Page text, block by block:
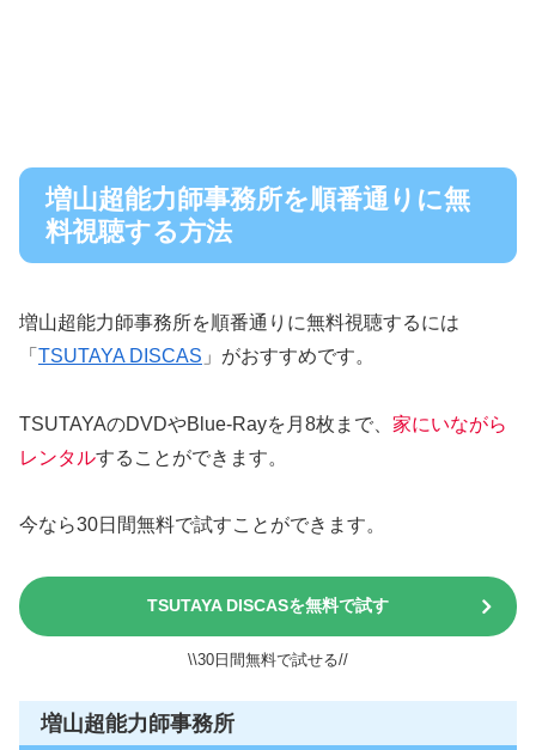
増山超能力師事務所を順番通りに無
料視聴する方法
増山超能力師事務所を順番通りに無料視聴するには
「 TSUTAYA DISCAS 」がおすすめです。
TSUTAYAのDVDやBlue-Rayを月8枚まで、 家にいながら
レンタルすることができます。
今なら30日間無料で試すことができます。
TSUTAYA DISCASを無料で試す
\\30日間無料で試せる//
増山超能力師事務所